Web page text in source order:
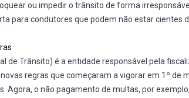
ou impedir o trânsito de forma
para condutores que podem não estar cientes
de Trânsito) é a entidade responsável pela
regras que começaram a vigorar em 1º de
Agora, o não pagamento de multas, por